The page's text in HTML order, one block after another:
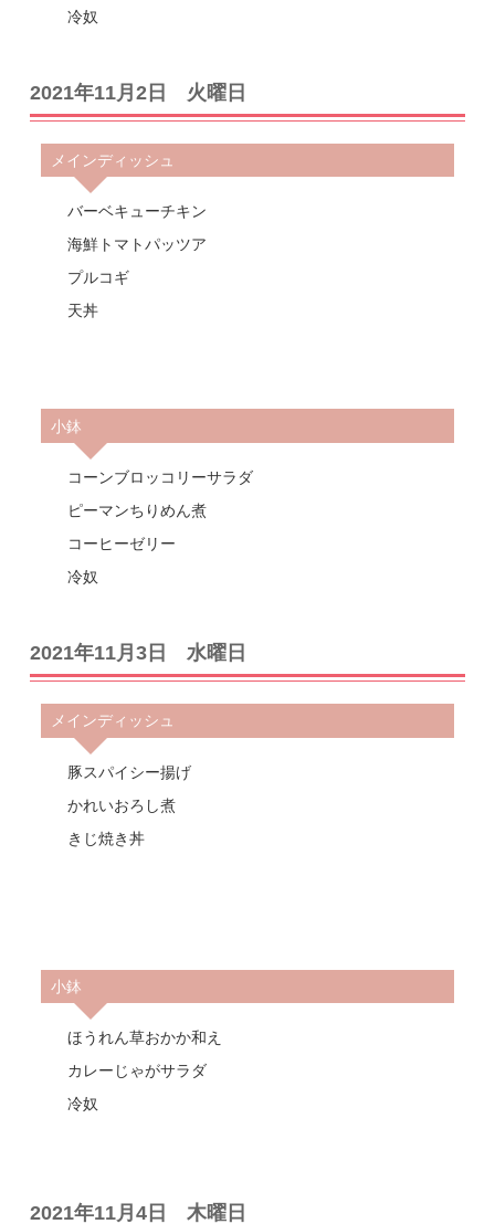
冷奴
2021年11月2日 火曜日
メインディッシュ
バーベキューチキン
海鮮トマトパッツア
プルコギ
天丼
小鉢
コーンブロッコリーサラダ
ピーマンちりめん煮
コーヒーゼリー
冷奴
2021年11月3日 水曜日
メインディッシュ
豚スパイシー揚げ
かれいおろし煮
きじ焼き丼
小鉢
ほうれん草おかか和え
カレーじゃがサラダ
冷奴
2021年11月4日 木曜日